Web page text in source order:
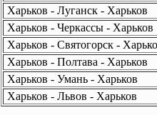
Харьков - Луганск - Харьков
Харьков - Черкассы - Харьков
Харьков - Святогорск -
Харьков - Полтава - Харьков
Харьков - Умань - Харьков
Харьков - Львов - Харьков